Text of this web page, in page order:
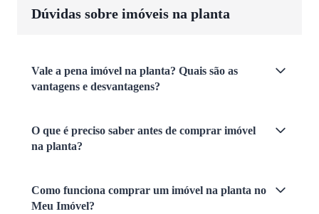
Dúvidas sobre imóveis na planta
Vale a pena imóvel na planta? Quais são as
vantagens e desvantagens?
O que é preciso saber antes de comprar imóvel
na planta?
Como funciona comprar um imóvel na planta no
Meu Imóvel?